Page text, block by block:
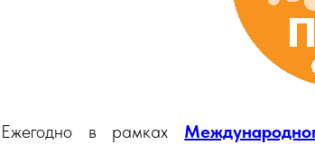
Ежегодно в рамках